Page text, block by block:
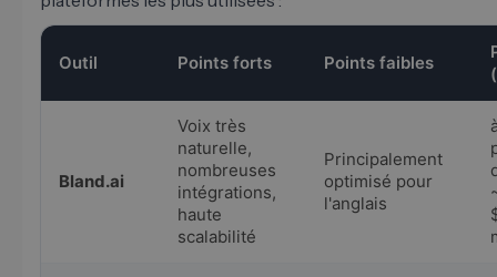
Outil Points forts Points faibles
Bland.ai
Voix très
naturelle,
nombreuses
intégrations,
haute
scalabilité
Principalement
optimisé pour
l'anglais